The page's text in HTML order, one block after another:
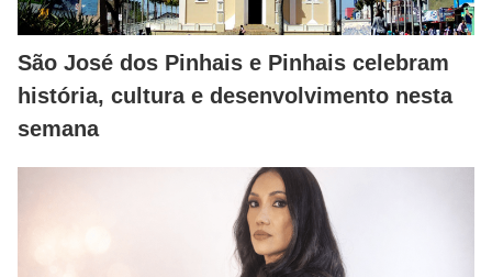
São José dos Pinhais e Pinhais celebram
história, cultura e desenvolvimento nesta
semana